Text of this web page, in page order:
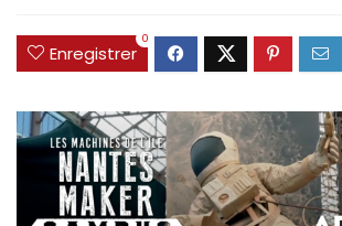
Enregistrer
0